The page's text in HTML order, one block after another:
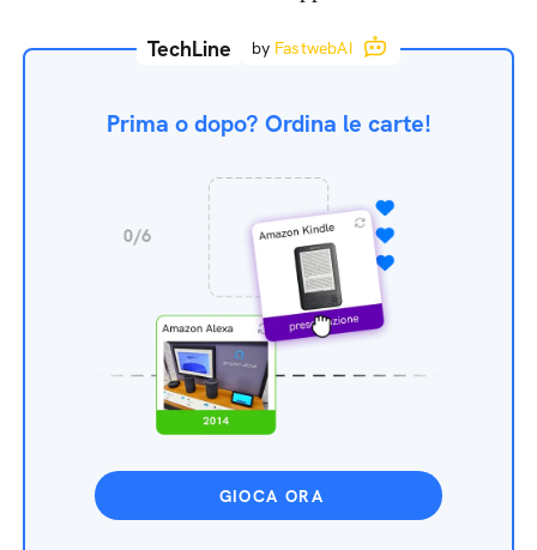
TechLine by FastwebAI
Prima o dopo? Ordina le carte!
GIOCA ORA